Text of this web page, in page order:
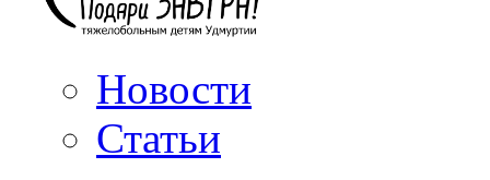
Новости
Статьи